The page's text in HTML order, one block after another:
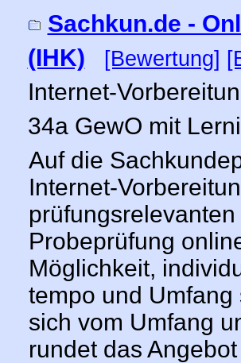
Sachkun.de -
(IHK)
[Bewertung]
Internet-
34a GewO mit
Auf die
Internet-
Probeprüfung
Möglichkeit,
tempo und
sich vom Umfang
rundet das